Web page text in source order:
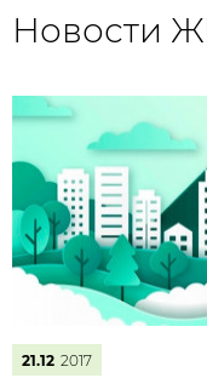
Новости
21.12 2017